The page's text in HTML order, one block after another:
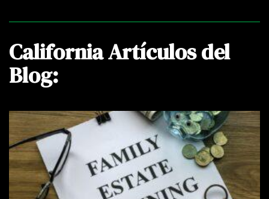
California Artículos del
Blog: